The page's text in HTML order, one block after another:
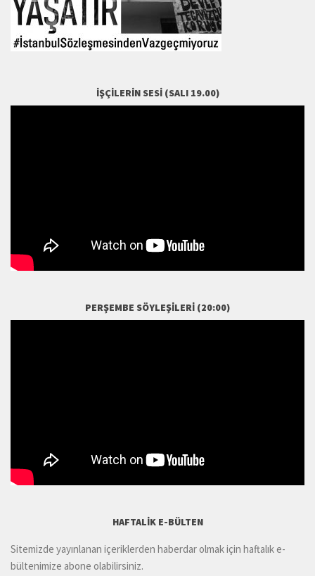
İŞÇILERIN SESI (SALI 19.00)
PERŞEMBE SÖYLEŞILERI (20:00)
HAFTALIK E-BÜLTEN
Sitemizde yayınlanan içeriklerden haberdar olmak için haftalık e-
bültenimize abone olabilirsiniz.